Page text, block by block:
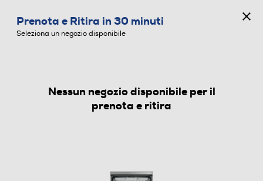
LAVASTOVIGLIE DA INCASSO
Prenota e Ritira in 30 minuti
Seleziona un negozio disponibile
Nessun negozio disponibile per il
prenota e ritira